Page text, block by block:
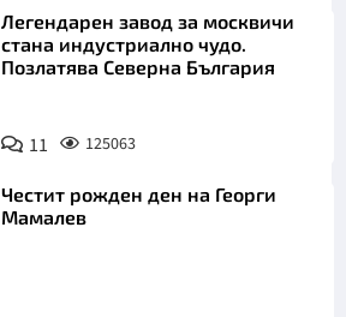
Легендарен завод за москвичи
стана индустриално чудо.
Позлатява Северна България
11 125063
Честит рожден ден на Георги
Мамалев